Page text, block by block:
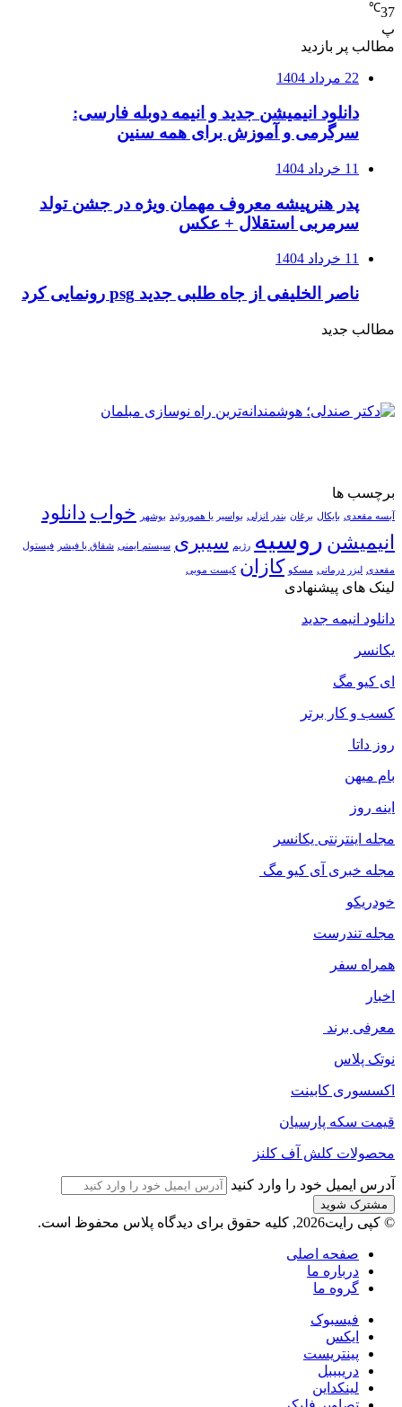
37
℃
پ
مطالب پر بازدید
22 مرداد 1404
دانلود انیمیشن جدید و انیمه دوبله فارسی:
سرگرمی و آموزش برای همه سنین
11 خرداد 1404
پدر هنرپیشه معروف مهمان ویژه در جشن تولد
سرمربی استقلال + عکس
11 خرداد 1404
ناصر الخلیفی از جاه طلبی جدید psg رونمایی کرد
مطالب جدید
برچسب ها
آبسه مقعدی بایکال برغان بندر انزلی بواسیر یا هموروئید بوشهر خواب دانلود
انیمیشن روسیه رژیم سیبری سیستم ایمنی شقاق یا فیشر فیستول
مقعدی لیزر درمانی مسکو کازان کیست مویی
لینک های پیشنهادی
دانلود انیمه جدید
یکانسر
ای کیو مگ
کسب و کار برتر
روز داتا
بام میهن
اینه روز
مجله اینترنتی یکانسر
مجله خبری آی کیو مگ
خودریکو
مجله‌ تندرست
همراه سفر
اخبار
معرفی برند
نوتک پلاس
اکسسوری کابینت
قیمت سکه پارسیان
محصولات کلش آف کلنز
آدرس ایمیل خود را وارد کنید
© کپی رایت2026, کلیه حقوق برای دیدگاه پلاس محفوظ است.
صفحه اصلی
درباره ما
گروه ما
فیسبوک
ایکس
پینتریست
دریبببل
لینکداین